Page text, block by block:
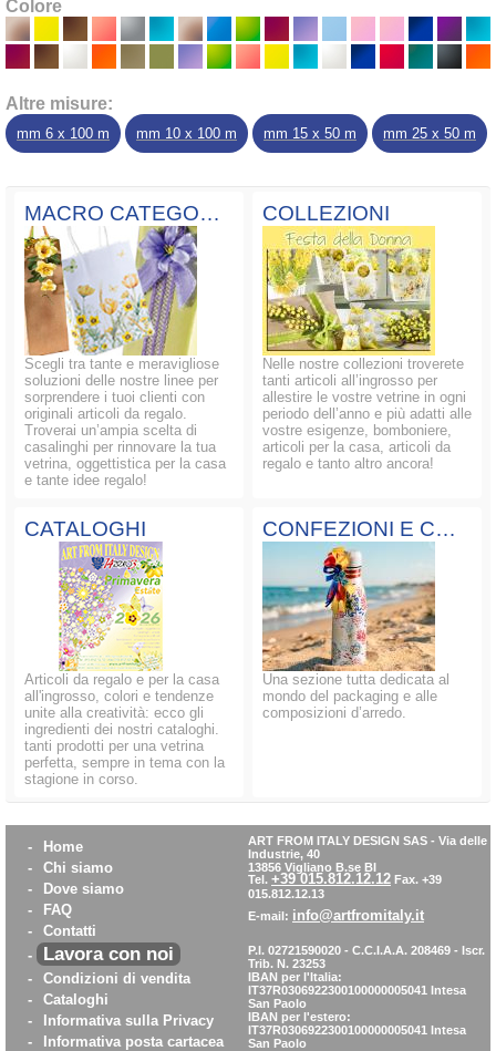
Colore
Altre misure:
mm 6 x 100 m mm 10 x 100 m mm 15 x 50 m mm 25 x 50 m
MACRO CATEGORIE
Scegli tra tante e meravigliose
soluzioni delle nostre linee per
sorprendere i tuoi clienti con
originali articoli da regalo.
Troverai un’ampia scelta di
casalinghi per rinnovare la tua
vetrina, oggettistica per la casa
e tante idee regalo!
COLLEZIONI
Nelle nostre collezioni troverete
tanti articoli all’ingrosso per
allestire le vostre vetrine in ogni
periodo dell’anno e più adatti alle
vostre esigenze, bomboniere,
articoli per la casa, articoli da
regalo e tanto altro ancora!
CATALOGHI
Articoli da regalo e per la casa
all'ingrosso, colori e tendenze
unite alla creatività: ecco gli
ingredienti dei nostri cataloghi.
tanti prodotti per una vetrina
perfetta, sempre in tema con la
stagione in corso.
CONFEZIONI E COMPOSIZIONI
Una sezione tutta dedicata al
mondo del packaging e alle
composizioni d’arredo.
-
Home
-
Chi siamo
-
Dove siamo
-
FAQ
-
Contatti
-
Lavora con noi
-
Condizioni di vendita
-
Cataloghi
-
Informativa sulla Privacy
-
Informativa posta cartacea
ART FROM ITALY DESIGN SAS - Via delle
Industrie, 40
13856 Vigliano B.se BI
Tel. +39 015.812.12.12 Fax. +39
015.812.12.13
E-mail: info@artfromitaly.it
P.I. 02721590020 - C.C.I.A.A. 208469 - Iscr.
Trib. N. 23253
IBAN per l'Italia:
IT37R0306922300100000005041 Intesa
San Paolo
IBAN per l'estero:
IT37R0306922300100000005041 Intesa
San Paolo